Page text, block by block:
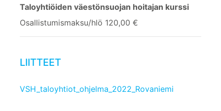
Taloyhtiöiden väestönsuojan hoitajan kurssi
Osallistumismaksu/hlö 120,00 €
LIITTEET
VSH_taloyhtiot_ohjelma_2022_Rovaniemi